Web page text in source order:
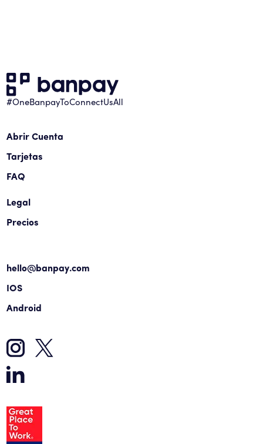
#OneBanpayToConnectUsAll
Abrir Cuenta
Tarjetas
FAQ
Legal
Precios
hello@banpay.com
IOS
Android